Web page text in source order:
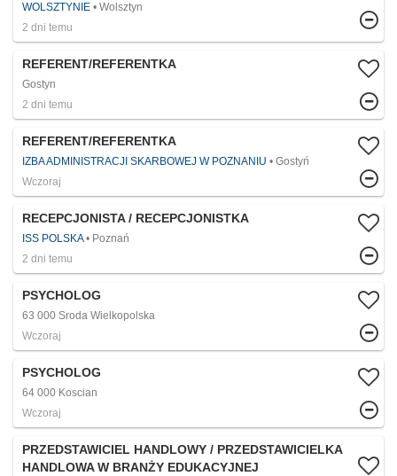
WOLSZTYNIE
Wolsztyn
2 dni temu
REFERENT/REFERENTKA
Gostyn
2 dni temu
REFERENT/REFERENTKA
IZBA ADMINISTRACJI SKARBOWEJ W POZNANIU
Gostyń
Wczoraj
RECEPCJONISTA / RECEPCJONISTKA
ISS POLSKA
Poznań
2 dni temu
PSYCHOLOG
63 000 Sroda Wielkopolska
Wczoraj
PSYCHOLOG
64 000 Koscian
Wczoraj
PRZEDSTAWICIEL HANDLOWY / PRZEDSTAWICIELKA
HANDLOWA W BRANŻY EDUKACYJNEJ